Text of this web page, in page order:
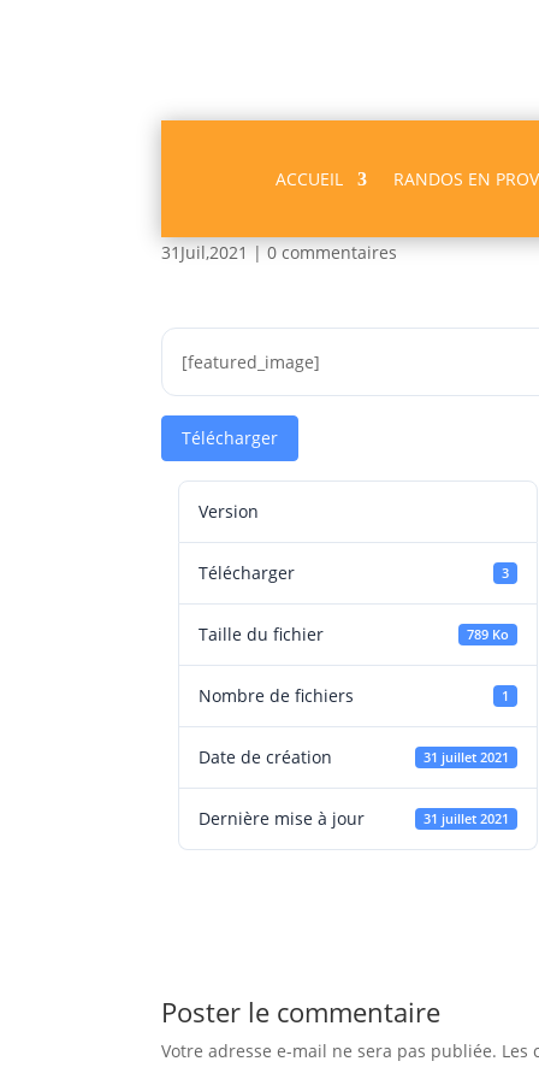
ACCUEIL RANDOS EN
31Juil,2021|0 commentaires
[featured_image]
Télécharger
Version
Télécharger 3
Taille du fichier 789 Ko
Nombre de fichiers 1
Date de création 31 juillet 2021
Dernière mise à jour 31 juillet 2021
Poster le commentaire
Votre adresse e-mail ne sera pas publiée. Les